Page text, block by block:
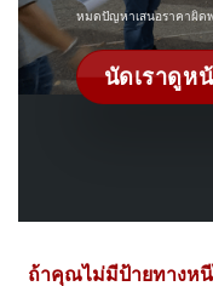
หมดปัญหาเสนอราคาผิด
นัดเราดูห
ถ้าคุณไม่มีป้ายทางหนี